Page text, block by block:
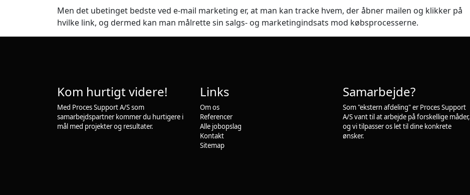
Men det ubetinget bedste ved e-mail marketing er, at man kan tracke hvem, der åbner mailen og klikker på
hvilke link, og dermed kan man målrette sin salgs- og marketingindsats mod købsprocesserne.
Kom hurtigt videre!
Med Proces Support A/S som
samarbejdspartner kommer du hurtigere i
mål med projekter og resultater.
Links
Om os
Referencer
Alle jobopslag
Kontakt
Sitemap
Samarbejde?
Som "ekstern afdeling" er Proces Support
A/S vant til at arbejde på forskellige måder,
og vi tilpasser os let til dine konkrete
ønsker.